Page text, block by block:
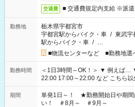
交通費 ■ 交通費規定内支給 ※派
勤務地
栃木県宇都宮市
宇都宮駅からバイク・車 / 東武宇
駅からバイク・車 / …
■物流センターなど ■勤務地選
勤務時間
＜1日3時間～OK！＞ ▼ 例えば… ▼ 15:00～18:00 15:00～
22:00 17:00～22:00 など こちら以外の時間もお気軽にご相談く
ださい！
期間
単発1日～！ ★勤務開始日や期間
い！ ＃8月～ ＃9月～